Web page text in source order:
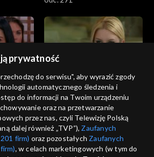
Zbuntowani
odc. 289
prywatność
do serwisu", aby wyrazić zgody
automatycznego śledzenia i
do informacji na Twoim urządzeniu
oraz na przetwarzanie
przez nas, czyli Telewizję Polską
dalej również „TVP”), Zaufanych
firm) oraz pozostałych Zaufanych
, w celach marketingowych (w tym do